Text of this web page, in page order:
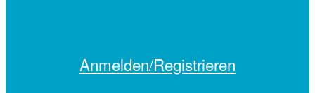
Anmelden/Registrieren